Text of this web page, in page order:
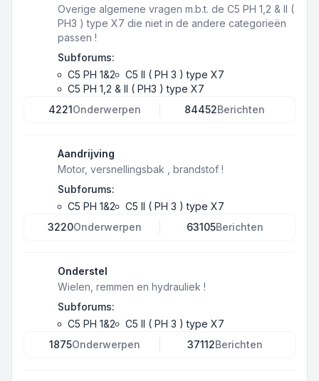
Overige algemene vragen m.b.t. de C5 PH 1,2 & II (
PH3 ) type X7 die niet in de andere categorieën
passen !
Subforums:
C5 PH 1&2
C5 II ( PH 3 ) type X7
C5 PH 1,2 & II ( PH3 ) type X7
4221Onderwerpen 84452Berichten
Aandrijving
Motor, versnellingsbak , brandstof !
Subforums:
C5 PH 1&2
C5 II ( PH 3 ) type X7
3220Onderwerpen 63105Berichten
Onderstel
Wielen, remmen en hydrauliek !
Subforums:
C5 PH 1&2
C5 II ( PH 3 ) type X7
1875Onderwerpen 37112Berichten